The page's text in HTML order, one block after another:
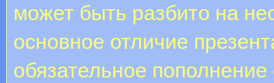
может быть разбито на
основное отличие
обязательное